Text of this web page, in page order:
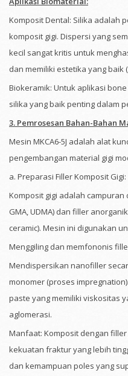
Komposit Dental: Silika adalah
komposit gigi. Dispersi yang
kecil sangat kritis untuk
dan memiliki estetika yang baik
Biokeramik: Untuk aplikasi
silika yang baik penting dalam
3. Pemrosesan Bahan-Bahan
Mesin MKCA6-5J adalah alat
pengembangan material gigi
a. Preparasi Filler Komposit Gigi:
Komposit gigi adalah
GMA, UDMA) dan filler
ceramic). Mesin ini digunakan
Menggiling dan memfononis
Mendispersikan nanofiller
monomer (proses
paste yang memiliki viskositas
aglomerasi.
Manfaat: Komposit dengan
kekuatan fraktur yang lebih
dan kemampuan poles yang